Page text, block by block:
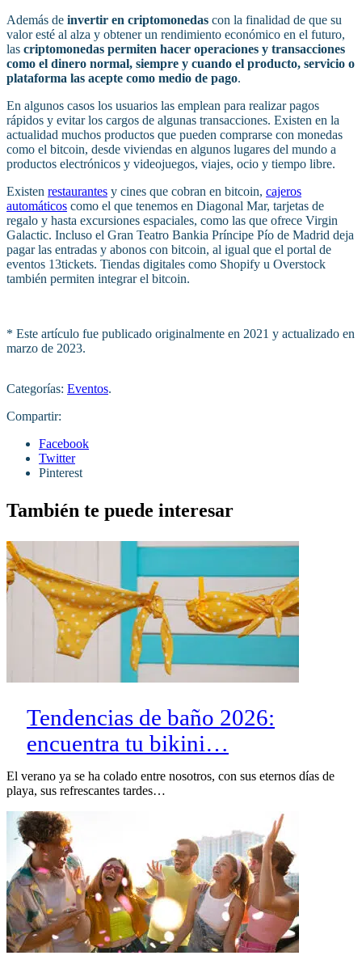
Además de invertir en criptomonedas con la finalidad de que su
valor esté al alza y obtener un rendimiento económico en el futuro,
las criptomonedas permiten hacer operaciones y transacciones
como el dinero normal, siempre y cuando el producto, servicio o
plataforma las acepte como medio de pago.
En algunos casos los usuarios las emplean para realizar pagos
rápidos y evitar los cargos de algunas transacciones. Existen en la
actualidad muchos productos que pueden comprarse con monedas
como el bitcoin, desde viviendas en algunos lugares del mundo a
productos electrónicos y videojuegos, viajes, ocio y tiempo libre.
Existen restaurantes y cines que cobran en bitcoin, cajeros
automáticos como el que tenemos en Diagonal Mar, tarjetas de
regalo y hasta excursiones espaciales, como las que ofrece Virgin
Galactic. Incluso el Gran Teatro Bankia Príncipe Pío de Madrid deja
pagar las entradas y abonos con bitcoin, al igual que el portal de
eventos 13tickets. Tiendas digitales como Shopify u Overstock
también permiten integrar el bitcoin.
* Este artículo fue publicado originalmente en 2021 y actualizado en
marzo de 2023.
Categorías: Eventos.
Compartir:
Facebook
Twitter
Pinterest
También te puede interesar
Tendencias de baño 2026:
encuentra tu bikini…
El verano ya se ha colado entre nosotros, con sus eternos días de
playa, sus refrescantes tardes…